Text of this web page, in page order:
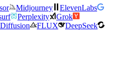
Midjourney
ElevenLabs
Perplexity
Grok
FLUX
DeepSeek